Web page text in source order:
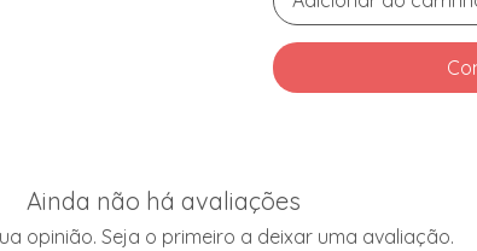
Ainda não há avaliações
opinião. Seja o primeiro a deixar uma avaliação.